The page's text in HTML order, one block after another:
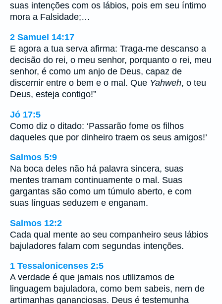
suas intenções com os lábios, pois em seu íntimo
mora a Falsidade;…
2 Samuel 14:17
E agora a tua serva afirma: Traga-me descanso a
decisão do rei, o meu senhor, porquanto o rei, meu
senhor, é como um anjo de Deus, capaz de
discernir entre o bem e o mal. Que Yahweh, o teu
Deus, esteja contigo!”
Jó 17:5
Como diz o ditado: ‘Passarão fome os filhos
daqueles que por dinheiro traem os seus amigos!’
Salmos 5:9
Na boca deles não há palavra sincera, suas
mentes tramam continuamente o mal. Suas
gargantas são como um túmulo aberto, e com
suas línguas seduzem e enganam.
Salmos 12:2
Cada qual mente ao seu companheiro seus lábios
bajuladores falam com segundas intenções.
1 Tessalonicenses 2:5
A verdade é que jamais nos utilizamos de
linguagem bajuladora, como bem sabeis, nem de
artimanhas gananciosas. Deus é testemunha